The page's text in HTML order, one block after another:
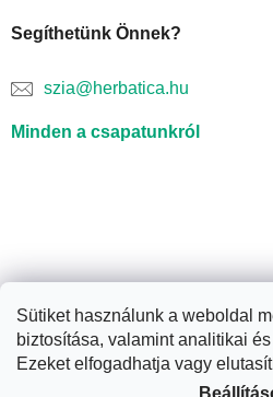
Sütiket használunk a weboldal
biztosítása, valamint analitikai
Ezeket elfogadhatja vagy
Segíthetünk Önnek?
szia@herbatica.hu
Minden a csapatunkról
Shoptet